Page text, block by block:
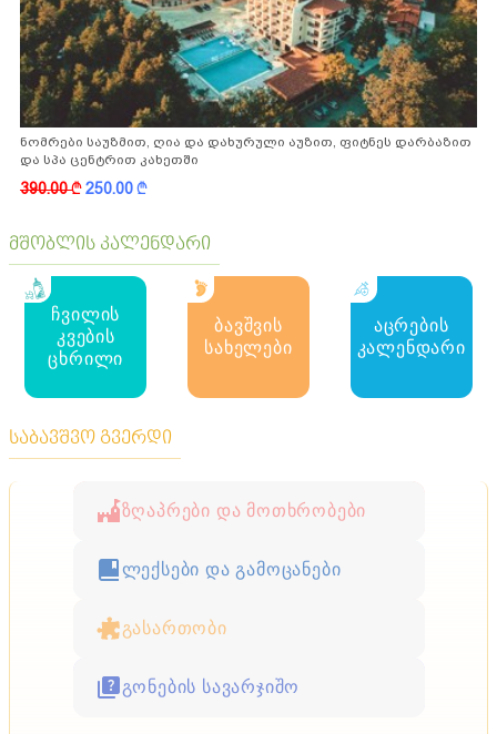
ნომრები საუზმით, ღია და დახურული აუზით, ფიტნეს დარბაზით
და სპა ცენტრით კახეთში
390.00k250.00k
მშობლის კალენდარი
ჩვილის
კვების
ცხრილი
ბავშვის
სახელები
აცრების
კალენდარი
საბავშვო გვერდი
ზღაპრები და მოთხრობები
ლექსები და გამოცანები
გასართობი
გონების სავარჯიშო